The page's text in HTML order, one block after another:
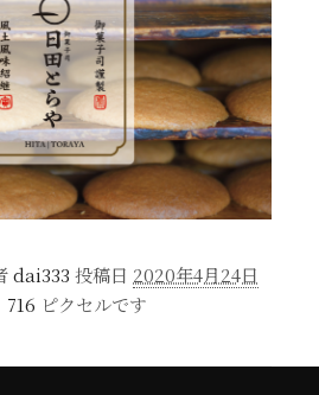
dai333 投稿日 2020年4月24日
ピクセルです